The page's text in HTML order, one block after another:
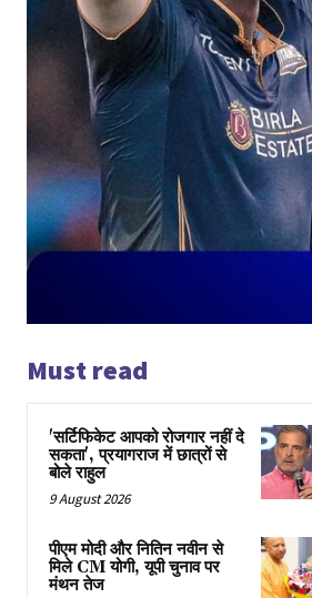
Must read
'सर्टिफिकेट आपको रोजगार नहीं दे
सकता', प्रयागराज में छात्रों से
बोले राहुल
9 August 2026
पीएम मोदी और नितिन नवीन से
मिले CM योगी, यूपी चुनाव पर
मंथन तेज